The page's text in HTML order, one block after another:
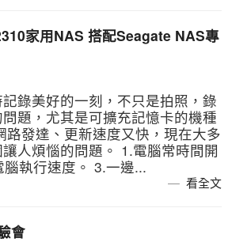
家用NAS 搭配Seagate NAS專
錄美好的一刻，不只是拍照，錄
題，尤其是可擴充記憶卡的機種
發達、更新速度又快，現在大多
人煩惱的問題。 1.電腦常時間開
執行速度。 3.一邊...
看全文
會